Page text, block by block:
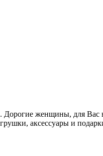
женщины, для
аксессуары и